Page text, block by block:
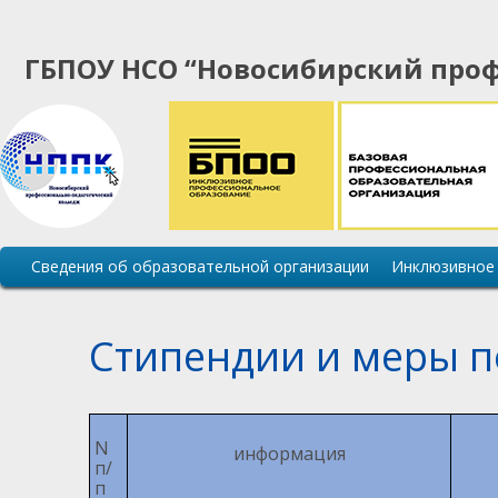
ГБПОУ НСО “Новосибирский
Основная
навигация
Сведения об образовательной организации
Стипендии и меры
N
п/
п
информация